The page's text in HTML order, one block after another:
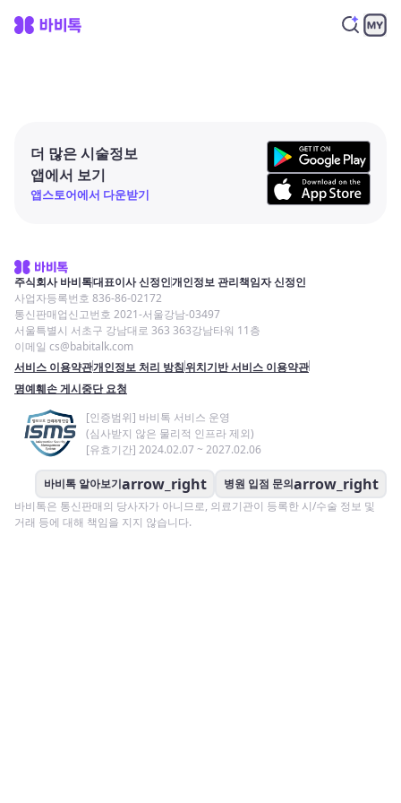
더 많은 시술정보
앱에서 보기
앱스토어에서 다운받기
주식회사 바비톡대표이사 신정인개인정보 관리책임자 신정인
사업자등록번호 836-86-02172
통신판매업신고번호 2021-서울강남-03497
서울특별시 서초구 강남대로 363 363강남타워 11층
이메일 cs@babitalk.com
서비스 이용약관개인정보 처리 방침위치기반 서비스 이용약관
명예훼손 게시중단 요청
[인증범위] 바비톡 서비스 운영
(심사받지 않은 물리적 인프라 제외)
[유효기간] 2024.02.07 ~ 2027.02.06
바비톡 알아보기arrow_right 병원 입점 문의arrow_right
바비톡은 통신판매의 당사자가 아니므로, 의료기관이 등록한 시/수술 정보 및
거래 등에 대해 책임을 지지 않습니다.